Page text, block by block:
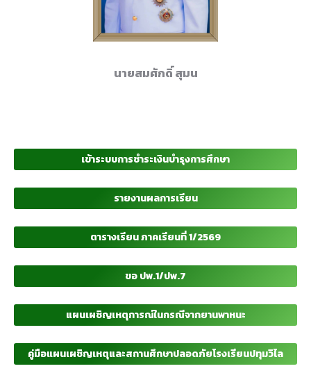
นายสมศักดิ์ สุมน
เข้าระบบการชำระเงินบำรุงการศึกษา
รายงานผลการเรียน
ตารางเรียน ภาคเรียนที่ 1/2569
ขอ ปพ.1/ปพ.7
แผนเผชิญเหตุการณ์ในกรณีจากยานพาหนะ
คู่มือแผนเผชิญเหตุและสถานศึกษาปลอดภัยโรงเรียนปทุมวิไล